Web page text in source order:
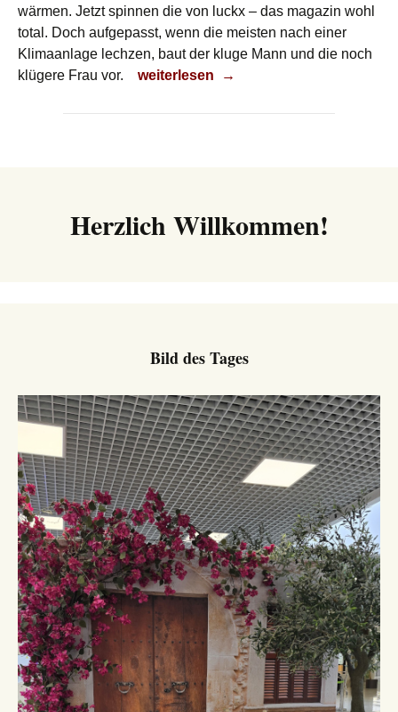
wärmen. Jetzt spinnen die von luckx – das magazin wohl
total. Doch aufgepasst, wenn die meisten nach einer
Klimaanlage lechzen, baut der kluge Mann und die noch
klügere Frau vor.
Heiß, Baby, heiß!
weiterlesen →
Herzlich Willkommen!
Bild des Tages